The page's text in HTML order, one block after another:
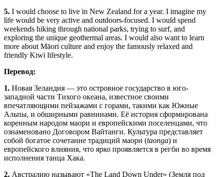
5. I would choose to live in New Zealand for a year. I imagine my
life would be very active and outdoors-focused. I would spend
weekends hiking through national parks, trying to surf, and
exploring the unique geothermal areas. I would also want to learn
more about Māori culture and enjoy the famously relaxed and
friendly Kiwi lifestyle.
Перевод:
1. Новая Зеландия — это островное государство в юго-
западной части Тихого океана, известное своими
впечатляющими пейзажами с горами, такими как Южные
Альпы, и обширными равнинами. Её история сформирована
коренным народом маори и европейскими поселенцами, что
ознаменовано Договором Вайтанги. Культура представляет
собой богатое сочетание традиций маори (taonga) и
европейского влияния, что ярко проявляется в регби во время
исполнения танца Хака.
2. Австралию называют «The Land Down Under» (Земля под